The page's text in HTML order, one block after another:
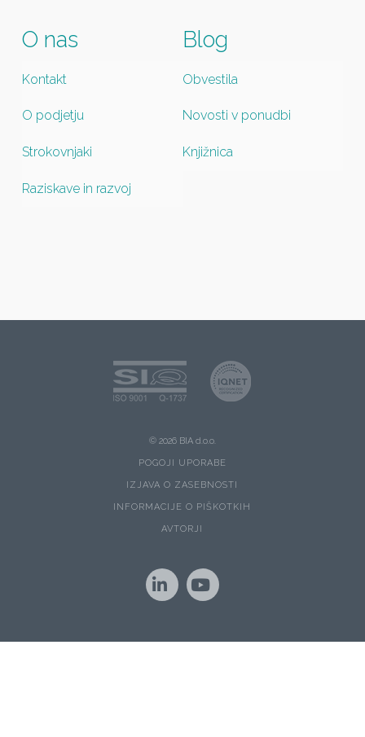
O nas
Kontakt
O podjetju
Strokovnjaki
Raziskave in razvoj
Blog
Obvestila
Novosti v ponudbi
Knjižnica
© 2026 BIA d.o.o.
POGOJI UPORABE
IZJAVA O ZASEBNOSTI
INFORMACIJE O PIŠKOTKIH
AVTORJI